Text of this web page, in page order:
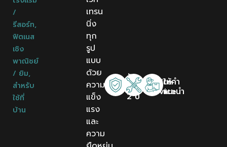
/
รีสอร์ท,
ฟิตเนส
เชิง
พาณิชย์
/ ยิม,
สำหรับ
ใช้ที่
บ้าน
เทรน
นิ่ง
ทุก
รูป
แบบ
ด้วย
ความ
แข็ง
แรง
และ
ความ
รับ
ประกัน
2 ปี
Onsite
Service
ให้คำ
แนะนำ